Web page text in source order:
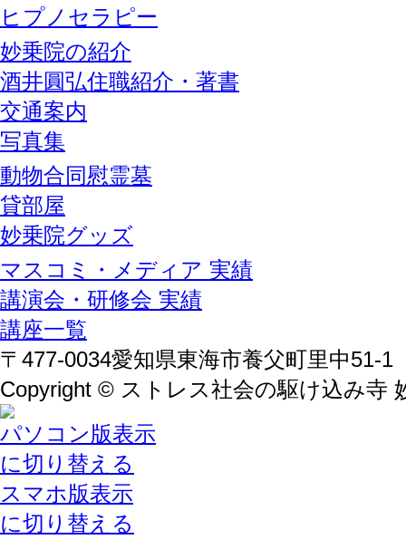
ヒプノセラピー
妙乗院の紹介
酒井圓弘住職紹介・著書
交通案内
写真集
動物合同慰霊墓
貸部屋
妙乗院グッズ
マスコミ・メディア 実績
講演会・研修会 実績
講座一覧
〒477-0034愛知県東海市養父町里中51-1
Copyright © ストレス社会の駆け込み寺
パソコン版表示
に切り替える
スマホ版表示
に切り替える